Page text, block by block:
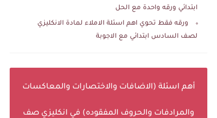
ابتدائي ورقه واحدة مع الحل
ورقه فقط تحوي اهم اسئلة الاملاء لمادة الانكليزي
لصف السادس ابتدائي مع الاجوبة
أهم اسئلة (الاضافات والاختصارات والمعاكسات
والمرادفات والحروف المفقوده) في انكليزي صف